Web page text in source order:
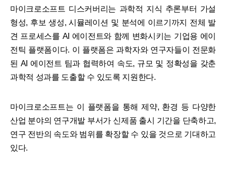
마이크로소프트 디스커버리는 과학적 지식 추론부터 가설
형성, 후보 생성, 시뮬레이션 및 분석에 이르기까지 전체 발
견 프로세스를 AI 에이전트와 함께 변화시키는 기업용 에이
전틱 플랫폼이다. 이 플랫폼은 과학자와 연구자들이 전문화
된 AI 에이전트 팀과 협력하여 속도, 규모 및 정확성을 갖춘
과학적 성과를 도출할 수 있도록 지원한다.
마이크로소프트는 이 플랫폼을 통해 제약, 환경 등 다양한
산업 분야의 연구개발 부서가 신제품 출시 기간을 단축하고,
연구 전반의 속도와 범위를 확장할 수 있을 것으로 기대하고
있다.